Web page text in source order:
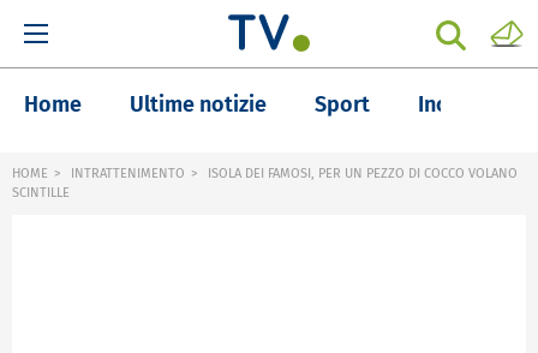
Home Ultime notizie Sport Inchieste
HOME INTRATTENIMENTO
ISOLA DEI FAMOSI, PER UN PEZZO DI COCCO VOLANO
SCINTILLE